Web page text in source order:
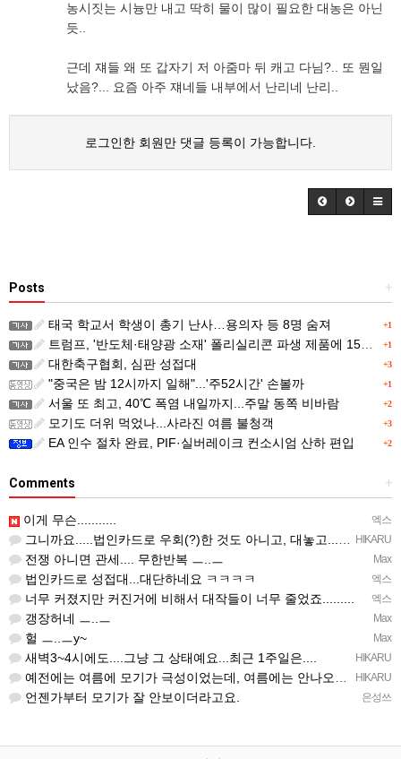
농시짓는 시늉만 내고 딱히 물이 많이 필요한 대농은 아닌
듯..
근데 쟤들 왜 또 갑자기 저 아줌마 뒤 캐고 다님?.. 또 뭔일
났음?... 요즘 아주 쟤네들 내부에서 난리네 난리..
로그인한 회원만 댓글 등록이 가능합니다.
+
Posts
+1
태국 학교서 학생이 총기 난사…용의자 등 8명 숨져
+1
트럼프, '반도체·태양광 소재' 폴리실리콘 파생 제품에 15% 관세...한국 기업도 영향
+3
대한축구협회, 심판 성접대
+1
"중국은 밤 12시까지 일해"...'주52시간' 손볼까
+2
서울 또 최고, 40℃ 폭염 내일까지...주말 동쪽 비바람
+3
모기도 더위 먹었나...사라진 여름 불청객
+2
EA 인수 절차 완료, PIF·실버레이크 컨소시엄 산하 편입
+
Comments
엑스
이게 무슨...........
HIKARU
그니까요.....법인카드로 우회(?)한 것도 아니고, 대놓고...ㅋ ㅋ)
Max
전쟁 아니면 관세.... 무한반복 ㅡ..ㅡ
엑스
법인카드로 성접대...대단하네요 ㅋㅋㅋㅋ
엑스
너무 커졌지만 커진거에 비해서 대작들이 너무 줄었죠.........
Max
갱장허네 ㅡ..ㅡ
Max
헐 ㅡ..ㅡy~
HIKARU
새벽3~4시에도....그냥 그 상태예요...최근 1주일은....
HIKARU
예전에는 여름에 모기가 극성이었는데, 여름에는 안나오는 것 같은.....ㅎ ㅎ)
은성쓰
언젠가부터 모기가 잘 안보이더라고요.